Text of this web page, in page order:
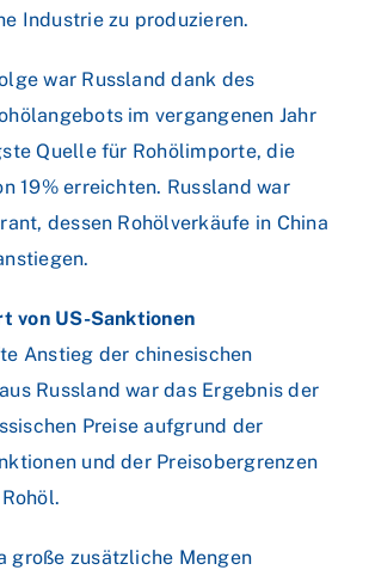
Industrie zu produzieren.
war Russland dank des
im vergangenen Jahr
Quelle für Rohölimporte, die
19% erreichten. Russland war
dessen Rohölverkäufe in China
von US-Sanktionen
Anstieg der chinesischen
Russland war das Ergebnis der
Preise aufgrund der
und der Preisobergrenzen
große zusätzliche Mengen